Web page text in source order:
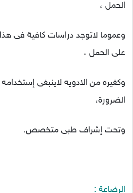
الحمل ،
وعموما لاتوجد دراسات كافية فى
على الحمل ،
وكغيره من الادويه لاينبغى
الضرورة،
وتحت إشراف طبى متخصص.
الرضاعة :